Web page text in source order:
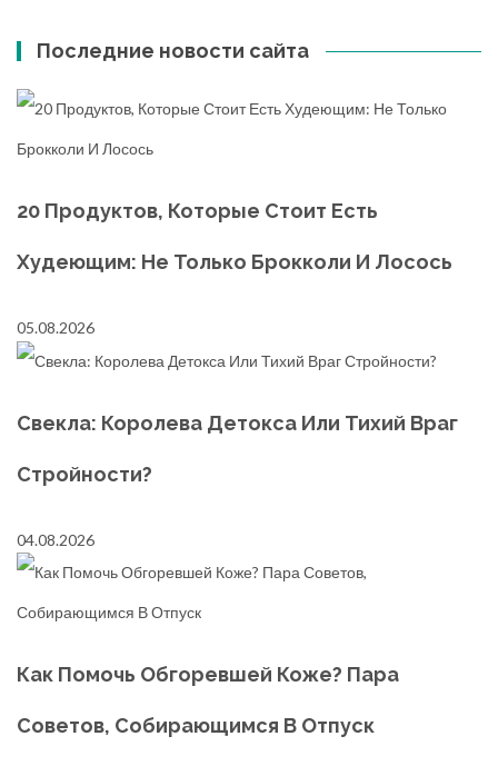
Последние новости сайта
20 Продуктов, Которые Стоит Есть
Худеющим: Не Только Брокколи И Лосось
05.08.2026
Свекла: Королева Детокса Или Тихий Враг
Стройности?
04.08.2026
Как Помочь Обгоревшей Коже? Пара
Советов, Собирающимся В Отпуск